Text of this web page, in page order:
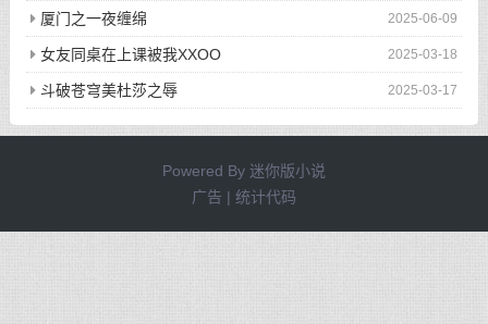
2025-06-09
厦门之一夜缠绵
2025-03-18
女友同桌在上课被我XXOO
2025-03-17
斗破苍穹美杜莎之辱
Powered By 迷你版小说
广告 | 统计代码